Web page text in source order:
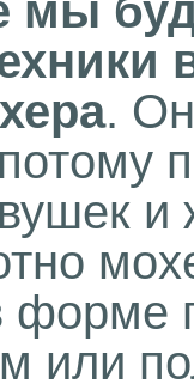
мы
.
форме
или